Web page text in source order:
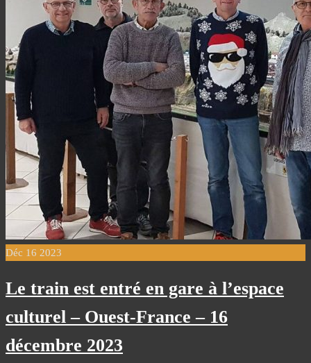
Déc 16 2023
Le train est entré en gare à l’espace
culturel – Ouest-France – 16
décembre 2023